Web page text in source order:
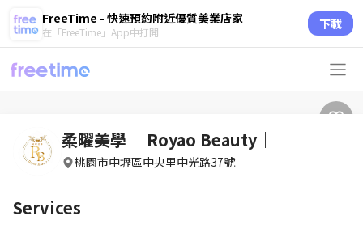
FreeTime - 快速預約附近優質美業店家
在「FreeTime」App中打開 下載
柔曜美學｜ Royao Beauty｜
桃園市中壢區中央里中光路37號
Services